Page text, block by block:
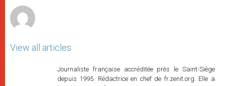
View all articles
Journaliste française accréditée près le Saint-Siège
depuis 1995. Rédactrice en chef de fr.zenit.org. Elle a